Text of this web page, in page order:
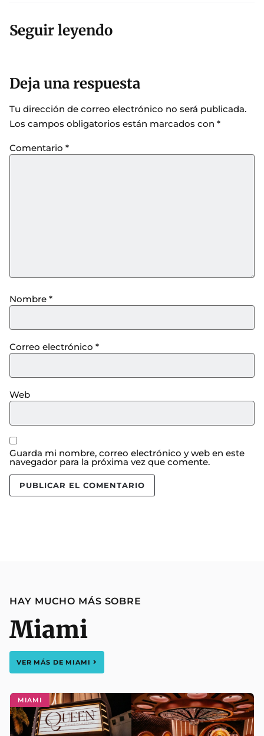
Seguir leyendo
Deja una respuesta
Tu dirección de correo electrónico no será publicada.
Los campos obligatorios están marcados con *
Comentario *
Nombre *
Correo electrónico *
Web
Guarda mi nombre, correo electrónico y web en este
navegador para la próxima vez que comente.
HAY MUCHO MÁS SOBRE
Miami
VER MÁS DE MIAMI
MIAMI